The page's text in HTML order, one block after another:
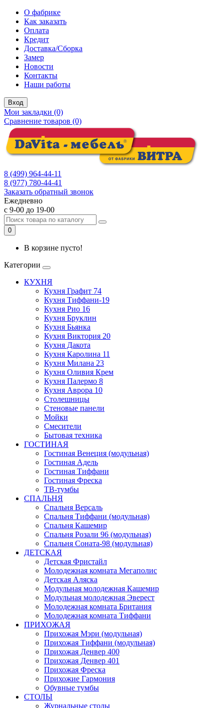
О фабрике
Как заказать
Оплата
Кредит
Доставка/Сборка
Замер
Новости
Контакты
Наши работы
Вход
Мои закладки (0)
Сравнение товаров (0)
8 (499) 964-44-11
8 (977) 780-44-41
Заказать обратный звонок
Ежедневно
с 9-00 до 19-00
0
В корзине пусто!
Категории
КУХНЯ
Кухня Графит 74
Кухня Тиффани-19
Кухня Рио 16
Кухня Бруклин
Кухня Бьянка
Кухня Виктория 20
Кухня Дакота
Кухня Каролина 11
Кухня Милана 23
Кухня Оливия Крем
Кухня Палермо 8
Кухня Аврора 10
Столешницы
Стеновые панели
Мойки
Смесители
Бытовая техника
ГОСТИНАЯ
Гостиная Венеция (модульная)
Гостиная Адель
Гостиная Тиффани
Гостиная Фреска
ТВ-тумбы
СПАЛЬНЯ
Спальня Версаль
Спальня Тиффани (модульная)
Спальня Кашемир
Спальня Розали 96 (модульная)
Спальня Соната-98 (модульная)
ДЕТСКАЯ
Детская Фристайл
Молодежная комната Мегаполис
Детская Аляска
Модульная молодежная Кашемир
Модульная молодежная Эверест
Молодежная комната Британия
Молодежная комната Тиффани
ПРИХОЖАЯ
Прихожая Мэри (модульная)
Прихожая Тиффани (модульная)
Прихожая Денвер 400
Прихожая Денвер 401
Прихожая Фреска
Прихожие Гармония
Обувные тумбы
СТОЛЫ
Журнальные столы